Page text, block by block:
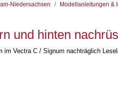
Niedersachsen / Modellanleitungen &
und hinten
im Vectra C / Signum nachträglich